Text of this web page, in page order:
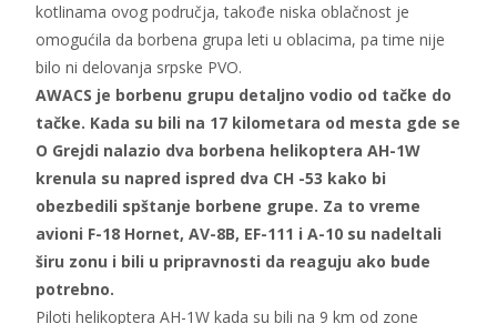
kotlinama ovog područja, takođe niska oblačnost je
omogućila da borbena grupa leti u oblacima, pa time nije
bilo ni delovanja srpske PVO.
AWACS je borbenu grupu detaljno vodio od tačke do
tačke. Kada su bili na 17 kilometara od mesta gde se
O Grejdi nalazio dva borbena helikoptera AH-1W
krenula su napred ispred dva CH -53 kako bi
obezbedili spštanje borbene grupe. Za to vreme
avioni F-18 Hornet, AV-8B, EF-111 i A-10 su nadeltali
širu zonu i bili u pripravnosti da reaguju ako bude
potrebno.
Piloti helikoptera AH-1W kada su bili na 9 km od zone